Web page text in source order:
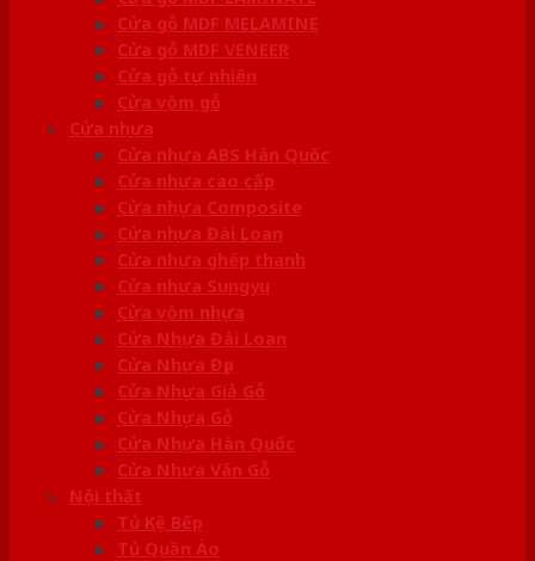
Cửa gỗ MDF MELAMINE
Cửa gỗ MDF VENEER
Cửa gỗ tự nhiên
Cửa vòm gỗ
Cửa nhựa
Cửa nhựa ABS Hàn Quốc
Cửa nhựa cao cấp
Cửa nhựa Composite
Cửa nhựa Đài Loan
Cửa nhựa ghép thanh
Cửa nhựa Sungyu
Cửa vòm nhựa
Cửa Nhựa Đài Loan
Cửa Nhựa Đẹp
Cửa Nhựa Giả Gỗ
Cửa Nhựa Gỗ
Cửa Nhựa Hàn Quốc
Cửa Nhựa Vân Gỗ
Nội thất
Tủ Kệ Bếp
Tủ Quần Áo